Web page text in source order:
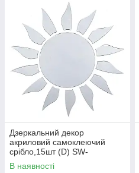
Дзеркальний декор
акриловий самоклеючий
срібло,15шт (D) SW-
00002501
В наявності